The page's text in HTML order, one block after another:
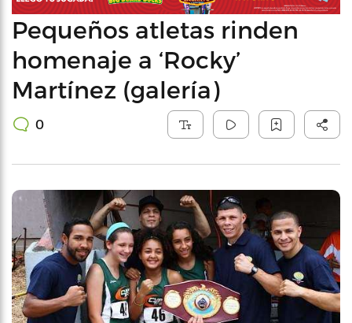
Pequeños atletas rinden
homenaje a ‘Rocky’
Martínez (galería)
0